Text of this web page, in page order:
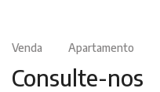
Venda Apartamento
Consulte-nos